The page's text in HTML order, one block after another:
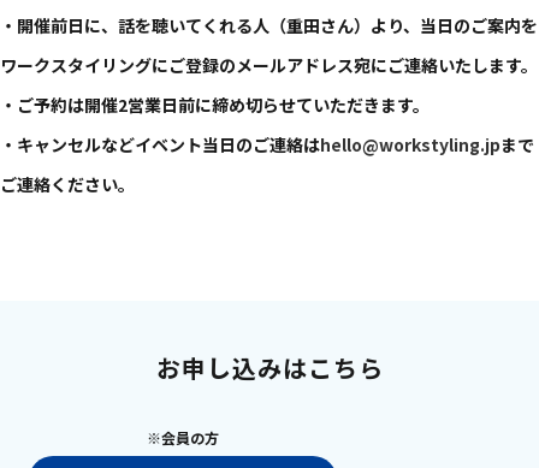
・開催前日に、​話を​聴いてくれる​人​（重田さん）より、​当日の​ご案内を​
ワークスタイリングに​ご登録の​メールアドレス宛に​ご連絡いたします。​
・​ご予約は​開催2営業日前に​締め切らせていただきます。​
・キャンセルなどイベント当日の​ご連絡は​hello@workstyling.jpまで​
ご連絡ください。​
お申し込みはこちら
※会員の方